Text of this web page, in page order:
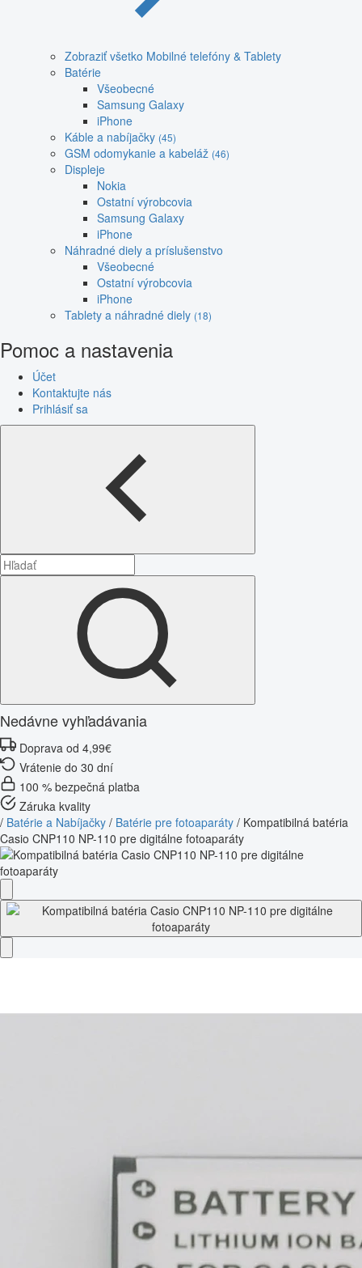
Zobraziť všetko Mobilné telefóny & Tablety
Batérie
Všeobecné
Samsung Galaxy
iPhone
Káble a nabíjačky (45)
GSM odomykanie a kabeláž (46)
Displeje
Nokia
Ostatní výrobcovia
Samsung Galaxy
iPhone
Náhradné diely a príslušenstvo
Všeobecné
Ostatní výrobcovia
iPhone
Tablety a náhradné diely (18)
Pomoc a nastavenia
Účet
Kontaktujte nás
Prihlásiť sa
Nedávne vyhľadávania
Doprava od 4,99€
Vrátenie do 30 dní
100 % bezpečná platba
Záruka kvality
/ Batérie a Nabíjačky / Batérie pre fotoaparáty / Kompatibilná batéria
Casio CNP110 NP-110 pre digitálne fotoaparáty